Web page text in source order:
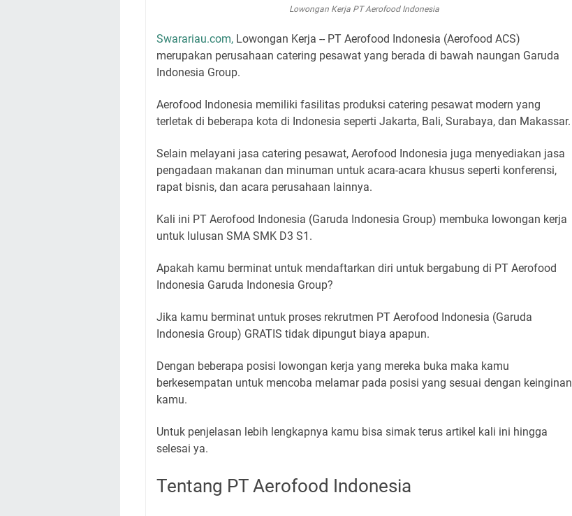
Lowongan Kerja PT Aerofood Indonesia
Swarariau.com, Lowongan Kerja -- PT Aerofood Indonesia (Aerofood ACS)
merupakan perusahaan catering pesawat yang berada di bawah naungan Garuda
Indonesia Group.
Aerofood Indonesia memiliki fasilitas produksi catering pesawat modern yang
terletak di beberapa kota di Indonesia seperti Jakarta, Bali, Surabaya, dan Makassar.
Selain melayani jasa catering pesawat, Aerofood Indonesia juga menyediakan jasa
pengadaan makanan dan minuman untuk acara-acara khusus seperti konferensi,
rapat bisnis, dan acara perusahaan lainnya.
Kali ini PT Aerofood Indonesia (Garuda Indonesia Group) membuka lowongan kerja
untuk lulusan SMA SMK D3 S1.
Apakah kamu berminat untuk mendaftarkan diri untuk bergabung di PT Aerofood
Indonesia Garuda Indonesia Group?
Jika kamu berminat untuk proses rekrutmen PT Aerofood Indonesia (Garuda
Indonesia Group) GRATIS tidak dipungut biaya apapun.
Dengan beberapa posisi lowongan kerja yang mereka buka maka kamu
berkesempatan untuk mencoba melamar pada posisi yang sesuai dengan keinginan
kamu.
Untuk penjelasan lebih lengkapnya kamu bisa simak terus artikel kali ini hingga
selesai ya.
Tentang PT Aerofood Indonesia